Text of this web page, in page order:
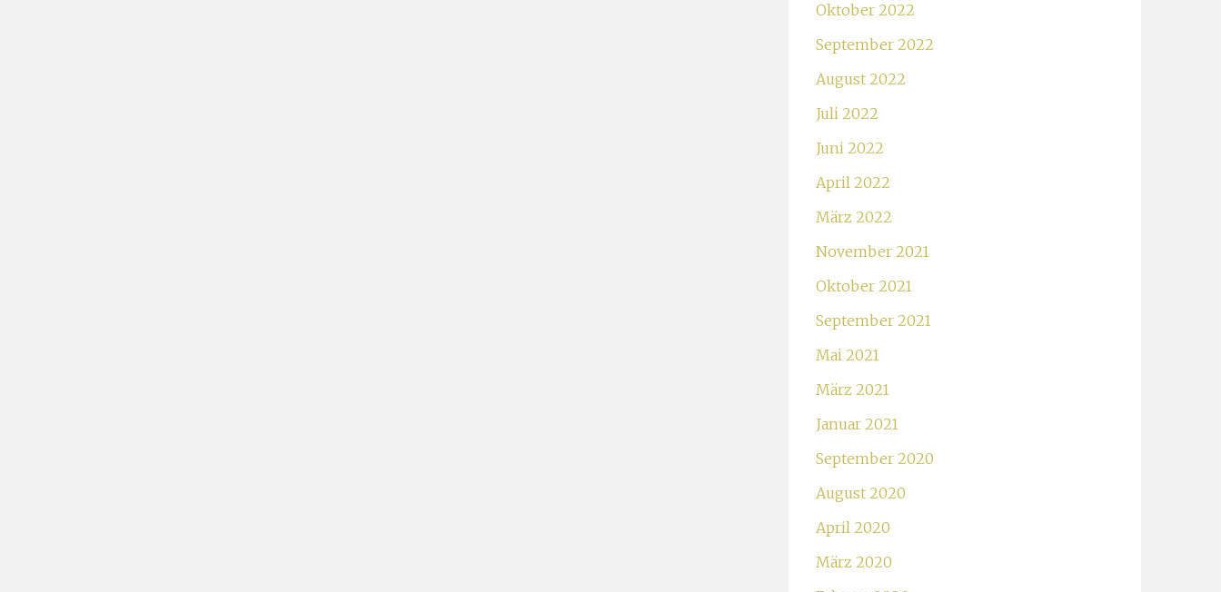
Oktober 2022
September 2022
August 2022
Juli 2022
Juni 2022
April 2022
März 2022
November 2021
Oktober 2021
September 2021
Mai 2021
März 2021
Januar 2021
September 2020
August 2020
April 2020
März 2020